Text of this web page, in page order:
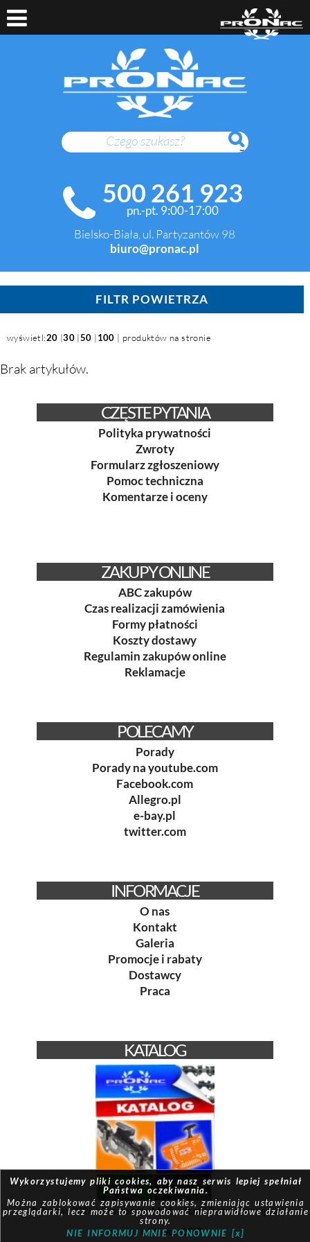
SZUKAJ
500 261 923
pn.-pt. 9:00-17:00
Bielsko-Biała, ul. Partyzantów 98
biuro@pronac.pl
FILTR POWIETRZA
wyświetl:20 |30 |50 |100 | produktów na stronie
Brak artykułów.
CZĘSTE PYTANIA
Polityka prywatności
Zwroty
Formularz zgłoszeniowy
Pomoc techniczna
Komentarze i oceny
ZAKUPY ONLINE
ABC zakupów
Czas realizacji zamówienia
Formy płatności
Koszty dostawy
Regulamin zakupów online
Reklamacje
POLECAMY
Porady
Porady na youtube.com
Facebook.com
Allegro.pl
e-bay.pl
twitter.com
INFORMACJE
O nas
Kontakt
Galeria
Promocje i rabaty
Dostawcy
Praca
KATALOG
© Pronac 2026 | Created by:Modus-it.pl| System pracuje w
oparciu oModus QBIZ
Wykorzystujemy pliki cookies, aby nasz serwis lepiej spełniał
Państwa oczekiwania.
Można zablokować zapisywanie cookies, zmieniając ustawienia
przeglądarki, lecz może to spowodować nieprawidłowe działanie
strony.
NIE INFORMUJ MNIE PONOWNIE [x]